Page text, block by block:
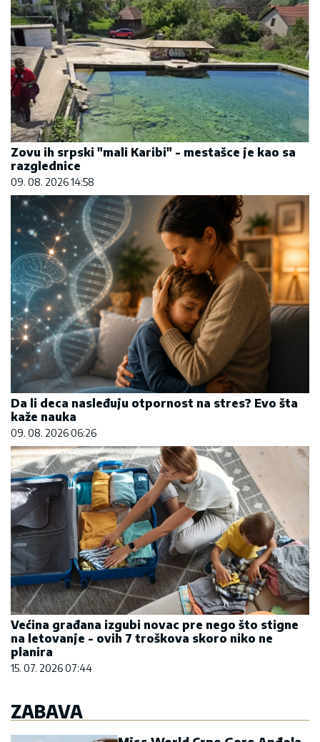
Zovu ih srpski "mali Karibi" - mestašce je kao sa
razglednice
09. 08. 2026 14:58
Da li deca nasleđuju otpornost na stres? Evo šta
kaže nauka
09. 08. 2026 06:26
Većina građana izgubi novac pre nego što stigne
na letovanje - ovih 7 troškova skoro niko ne
planira
15. 07. 2026 07:44
ZABAVA